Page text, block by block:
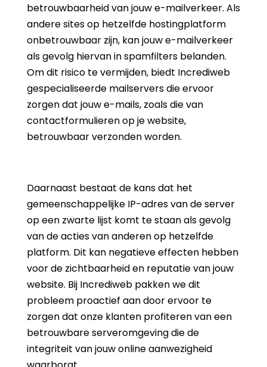
betrouwbaarheid van jouw e-mailverkeer. Als
andere sites op hetzelfde hostingplatform
onbetrouwbaar zijn, kan jouw e-mailverkeer
als gevolg hiervan in spamfilters belanden.
Om dit risico te vermijden, biedt Incrediweb
gespecialiseerde mailservers die ervoor
zorgen dat jouw e-mails, zoals die van
contactformulieren op je website,
betrouwbaar verzonden worden.
Daarnaast bestaat de kans dat het
gemeenschappelijke IP-adres van de server
op een zwarte lijst komt te staan als gevolg
van de acties van anderen op hetzelfde
platform. Dit kan negatieve effecten hebben
voor de zichtbaarheid en reputatie van jouw
website. Bij Incrediweb pakken we dit
probleem proactief aan door ervoor te
zorgen dat onze klanten profiteren van een
betrouwbare serveromgeving die de
integriteit van jouw online aanwezigheid